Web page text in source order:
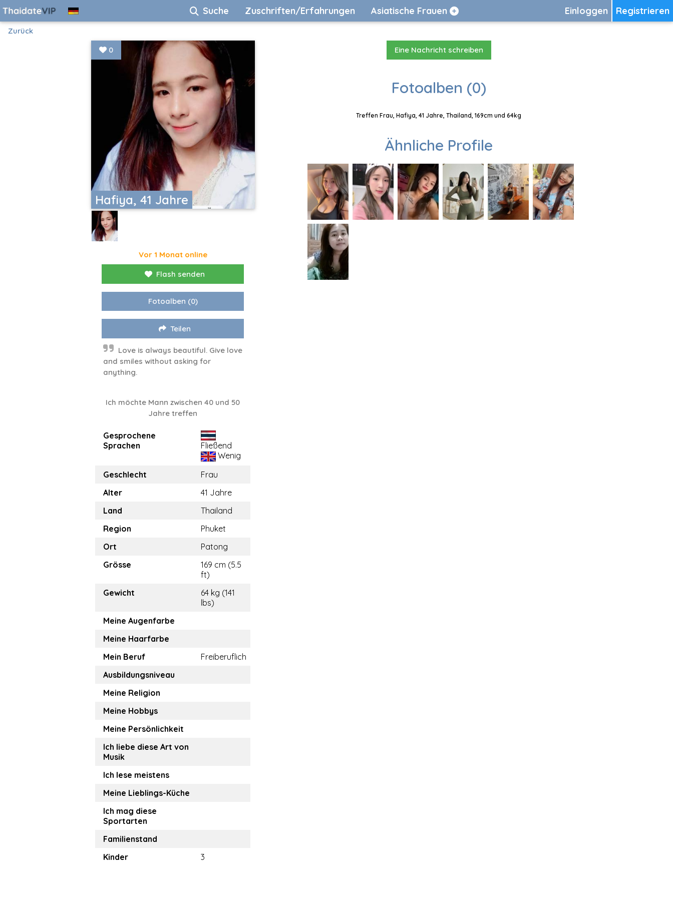
Registrieren
Einloggen
Suche Zuschriften/Erfahrungen Asiatische Frauen
Zurück
Hafiya, 41 Jahre
0
Vor 1 Monat online
Flash senden
Fotoalben (0)
Teilen
Love is always beautiful. Give love
and smiles without asking for
anything.
Ich möchte Mann zwischen 40 und 50
Jahre treffen
Gesprochene
Sprachen
Fließend
Wenig
Geschlecht
Frau
Alter
41 Jahre
Land
Thailand
Region
Phuket
Ort
Patong
Grösse
169 cm (5.5
ft)
Gewicht
64 kg (141
lbs)
Meine Augenfarbe
Meine Haarfarbe
Mein Beruf
Freiberuflich
Ausbildungsniveau
Meine Religion
Meine Hobbys
Meine Persönlichkeit
Ich liebe diese Art von
Musik
Ich lese meistens
Meine Lieblings-Küche
Ich mag diese
Sportarten
Familienstand
Kinder
3
Eine Nachricht schreiben
Fotoalben (0)
Treffen Frau, Hafiya, 41 Jahre, Thailand, 169cm und 64kg
Ähnliche Profile